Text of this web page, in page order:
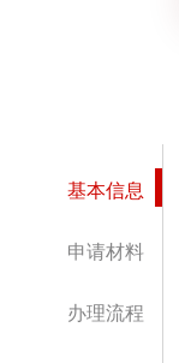
基本信息
申请材料
办理流程